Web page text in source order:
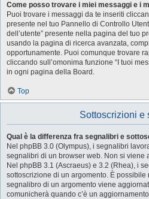
Come posso trovare i miei messaggi e i
Puoi trovare i messaggi da te inseriti
presente nel tuo Pannello di Controllo
dell’utente” presente nella pagina del tuo
usando la pagina di ricerca avanzata,
opportunamente. Puoi comunque trovare
cliccando sull’omonima funzione “I tuoi
in ogni pagina della Board.
Top
Sottoscrizioni e
Qual è la differenza fra segnalibri e
Nel phpBB 3.0 (Olympus), i segnalibri
segnalibri di un browser web. Non si viene
Nel phpBB 3.1 (Ascraeus) e 3.2 (Rhea), i
sottoscrizione di un argomento. È
segnalibro di un argomento viene
comunicherà quando c’è un